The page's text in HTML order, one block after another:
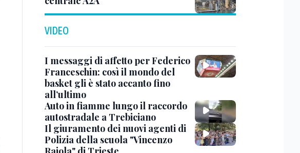
VIDEO
I messaggi di affetto per Federico
Franceschin: così il mondo del
basket gli è stato accanto fino
all’ultimo
Auto in fiamme lungo il raccordo
autostradale a Trebiciano
Il giuramento dei nuovi agenti di
Polizia della scuola "Vincenzo